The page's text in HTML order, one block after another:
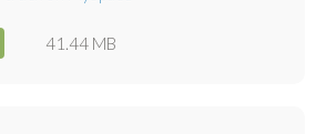
41.44 MB